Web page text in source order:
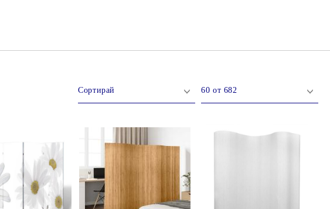
Хокей и лакрос